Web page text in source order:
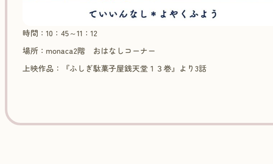
時間：10：45～11：12
場所：monaca2階 おはなしコーナー
上映作品：『ふしぎ駄菓子屋銭天堂１３巻』より3話